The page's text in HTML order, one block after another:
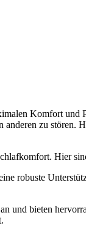
Komfort
zu
Hier
robuste
und bieten